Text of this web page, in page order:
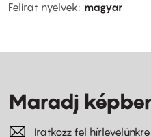
Felirat nyelvek
magyar
Maradj
Iratkozz fel